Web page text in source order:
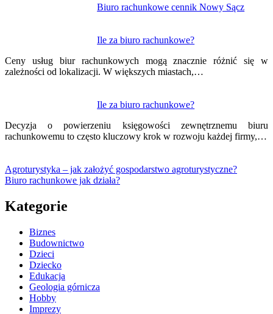
Biuro rachunkowe cennik Nowy Sącz
Ile za biuro rachunkowe?
Ceny usług biur rachunkowych mogą znacznie różnić się w
zależności od lokalizacji. W większych miastach,…
Ile za biuro rachunkowe?
Decyzja o powierzeniu księgowości zewnętrznemu biuru
rachunkowemu to często kluczowy krok w rozwoju każdej firmy,…
Agroturystyka – jak założyć gospodarstwo agroturystyczne?
Biuro rachunkowe jak działa?
Kategorie
Biznes
Budownictwo
Dzieci
Dziecko
Edukacja
Geologia górnicza
Hobby
Imprezy